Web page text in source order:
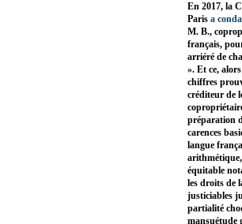
En 2017, la
Paris a
M. B.,
français,
arriéré de
». Et ce,
chiffres
créditeur de
préparation
carences
langue
équitable
les droits de
justiciables
partialité
mansuétude